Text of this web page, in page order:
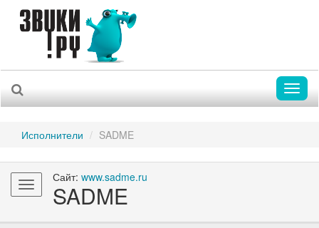
Исполнители SADME
Toggle
navigation
Сайт: www.sadme.ru
SADME